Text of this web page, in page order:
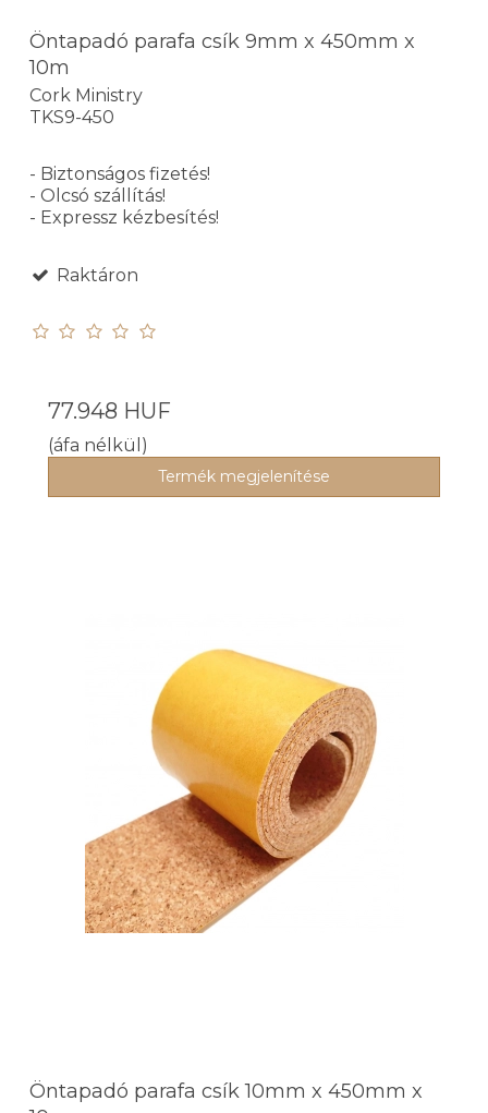
Öntapadó parafa csík 9mm x 450mm x
10m
Cork Ministry
TKS9-450
- Biztonságos fizetés!
- Olcsó szállítás!
- Expressz kézbesítés!
Raktáron
77.948 HUF
(áfa nélkül)
Termék megjelenítése
Öntapadó parafa csík 10mm x 450mm x